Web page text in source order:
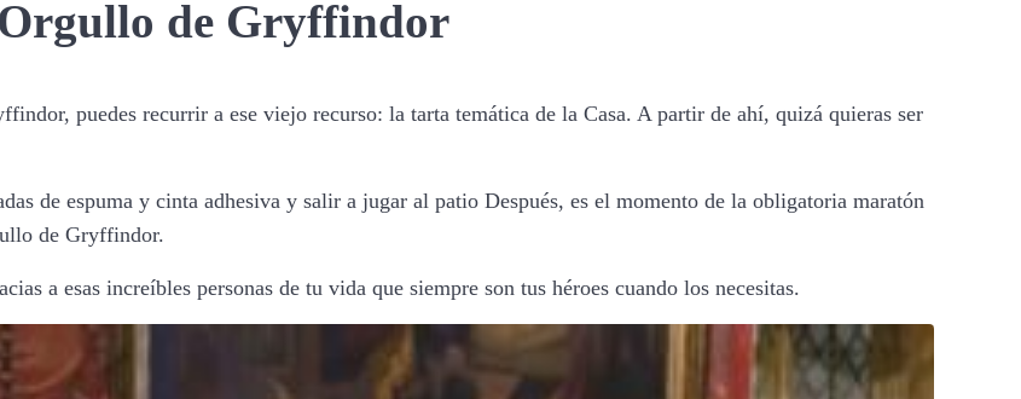
de Gryffindor
puedes recurrir a ese viejo recurso: la tarta temática de la Casa. A partir de ahí, quizá quieras ser
de espuma y cinta adhesiva y salir a jugar al patio Después, es el momento de la obligatoria maratón
de Gryffindor.
a esas increíbles personas de tu vida que siempre son tus héroes cuando los necesitas.